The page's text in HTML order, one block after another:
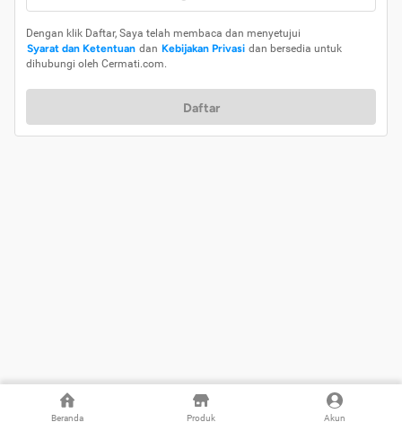
Beranda Produk Akun
Dengan klik Daftar, Saya telah membaca dan menyetujui
Syarat dan Ketentuan dan Kebijakan Privasi dan bersedia untuk
dihubungi oleh Cermati.com.
Daftar